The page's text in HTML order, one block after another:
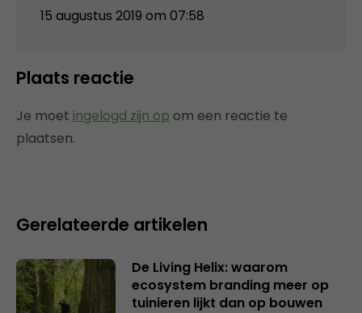
15 augustus 2019 om 07:58
Plaats reactie
Je moet ingelogd zijn op om een reactie te
plaatsen.
Gerelateerde artikelen
De Living Helix: waarom
ecosystem branding meer op
tuinieren lijkt dan op bouwen